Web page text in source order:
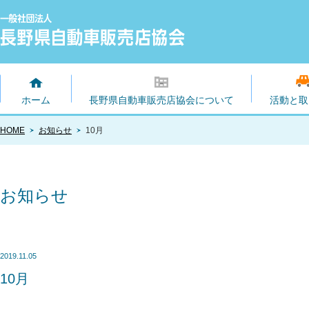
ホーム 長野県自動車販売店協会について 活動と
HOME お知らせ 10月
お知らせ
2019.11.05
10月